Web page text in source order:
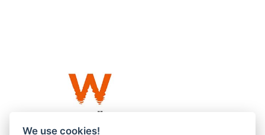
We use cookies!